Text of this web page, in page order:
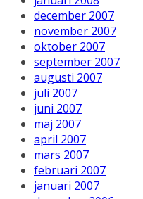
december 2007
november 2007
oktober 2007
september 2007
augusti 2007
juli 2007
juni 2007
maj 2007
april 2007
mars 2007
februari 2007
januari 2007